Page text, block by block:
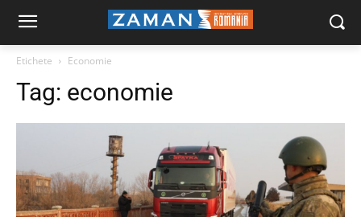
Etichete Economie
Tag: economie